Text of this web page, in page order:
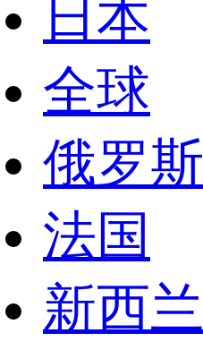
日本
全球
俄罗斯
法国
新西兰